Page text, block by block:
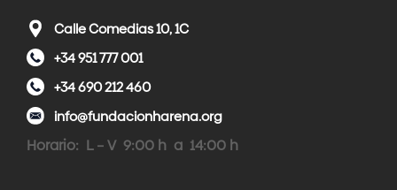
Calle Comedias 10, 1C
+34 951 777 001
+34 690 212 460
info@fundacionharena.org
Horario: L – V 9:00 h a 14:00 h